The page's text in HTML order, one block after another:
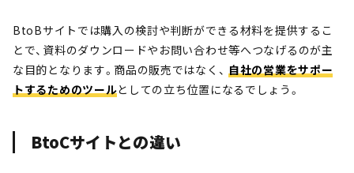
BtoBサイトでは購入の検討や判断ができる材料を提供するこ
とで、資料のダウンロードやお問い合わせ等へつなげるのが主
な目的となります。商品の販売ではなく、 自社の営業をサポー
トするためのツールとしての立ち位置になるでしょう。
BtoCサイトとの違い